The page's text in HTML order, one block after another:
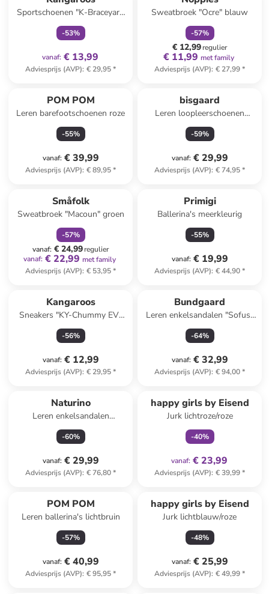
Sportschoenen "K-Braceyard
EV" donkerblauw
-53%
vanaf: € 13,99
Adviesprijs (AVP): € 29,95*
Sweatbroek "Ocre" blauw
-57%
€ 12,99regulier
€ 11,99 met family
Adviesprijs (AVP): € 27,99*
POM POM
Leren barefootschoenen roze
-55%
vanaf: € 39,99
Adviesprijs (AVP): € 89,95*
bisgaard
Leren loopleerschoenen
lichtbruin
-59%
vanaf: € 29,99
Adviesprijs (AVP): € 74,95*
Småfolk
Sweatbroek "Macoun" groen
-57%
vanaf: € 24,99regulier
vanaf: € 22,99 met family
Adviesprijs (AVP): € 53,95*
Primigi
Ballerina's meerkleurig
-55%
vanaf: € 19,99
Adviesprijs (AVP): € 44,90*
Kangaroos
Sneakers "KY-Chummy EV"
donkerblauw
-56%
vanaf: € 12,99
Adviesprijs (AVP): € 29,95*
Bundgaard
Leren enkelsandalen "Sofus"
lichtroze
-64%
vanaf: € 32,99
Adviesprijs (AVP): € 94,00*
Naturino
Leren enkelsandalen
mintgroen
-60%
vanaf: € 29,99
Adviesprijs (AVP): € 76,80*
happy girls by Eisend
Jurk lichtroze/roze
-40%
vanaf: € 23,99
Adviesprijs (AVP): € 39,99*
POM POM
Leren ballerina's lichtbruin
-57%
vanaf: € 40,99
Adviesprijs (AVP): € 95,95*
happy girls by Eisend
Jurk lichtblauw/roze
-48%
vanaf: € 25,99
Adviesprijs (AVP): € 49,99*